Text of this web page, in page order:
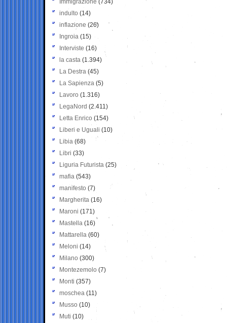
Immigrazione (734)
indulto (14)
inflazione (26)
Ingroia (15)
Interviste (16)
la casta (1.394)
La Destra (45)
La Sapienza (5)
Lavoro (1.316)
LegaNord (2.411)
Letta Enrico (154)
Liberi e Uguali (10)
Libia (68)
Libri (33)
Liguria Futurista (25)
mafia (543)
manifesto (7)
Margherita (16)
Maroni (171)
Mastella (16)
Mattarella (60)
Meloni (14)
Milano (300)
Montezemolo (7)
Monti (357)
moschea (11)
Musso (10)
Muti (10)